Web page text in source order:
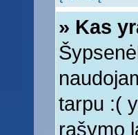
» Kas
tarpu :(
rašymo